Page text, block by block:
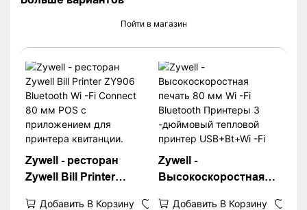
Пойти в магазин
Zywell - ресторан
Zywell Bill Printer
Добавить В Корзину
Zywell -
Высокоскоростная
Добавить В Корзину